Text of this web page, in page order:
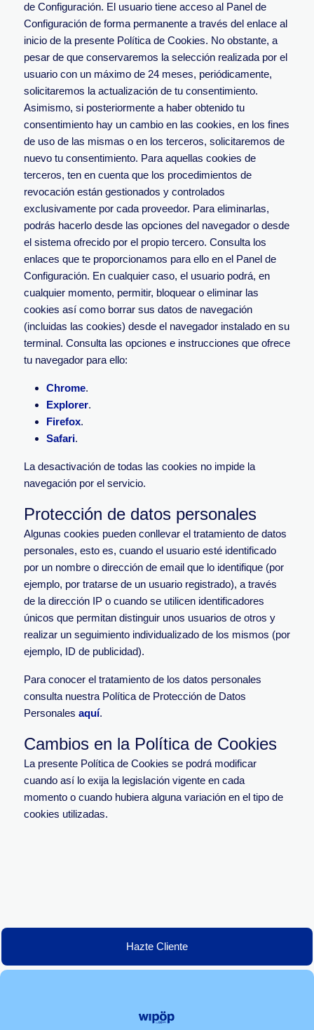
de Configuración. El usuario tiene acceso al Panel de
Configuración de forma permanente a través del enlace al
inicio de la presente Política de Cookies. No obstante, a
pesar de que conservaremos la selección realizada por el
usuario con un máximo de 24 meses, periódicamente,
solicitaremos la actualización de tu consentimiento.
Asimismo, si posteriormente a haber obtenido tu
consentimiento hay un cambio en las cookies, en los fines
de uso de las mismas o en los terceros, solicitaremos de
nuevo tu consentimiento. Para aquellas cookies de
terceros, ten en cuenta que los procedimientos de
revocación están gestionados y controlados
exclusivamente por cada proveedor. Para eliminarlas,
podrás hacerlo desde las opciones del navegador o desde
el sistema ofrecido por el propio tercero. Consulta los
enlaces que te proporcionamos para ello en el Panel de
Configuración. En cualquier caso, el usuario podrá, en
cualquier momento, permitir, bloquear o eliminar las
cookies así como borrar sus datos de navegación
(incluidas las cookies) desde el navegador instalado en su
terminal. Consulta las opciones e instrucciones que ofrece
tu navegador para ello:
Chrome.
Explorer.
Firefox.
Safari.
La desactivación de todas las cookies no impide la
navegación por el servicio.
Protección de datos personales
Algunas cookies pueden conllevar el tratamiento de datos
personales, esto es, cuando el usuario esté identificado
por un nombre o dirección de email que lo identifique (por
ejemplo, por tratarse de un usuario registrado), a través
de la dirección IP o cuando se utilicen identificadores
únicos que permitan distinguir unos usuarios de otros y
realizar un seguimiento individualizado de los mismos (por
ejemplo, ID de publicidad).
Para conocer el tratamiento de los datos personales
consulta nuestra Política de Protección de Datos
Personales aquí.
Cambios en la Política de Cookies
La presente Política de Cookies se podrá modificar
cuando así lo exija la legislación vigente en cada
momento o cuando hubiera alguna variación en el tipo de
cookies utilizadas.
Hazte Cliente